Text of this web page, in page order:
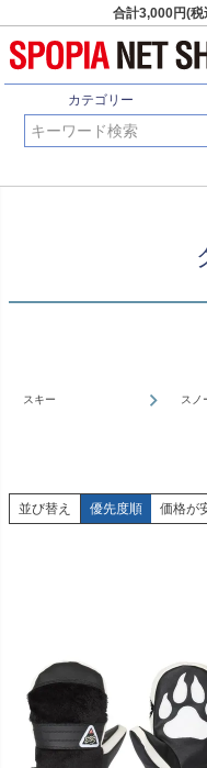
合計3,000円(
カテゴリー
HOME ウィンタースポーツ
スキー スノ
並び替え 優先度順 価格が